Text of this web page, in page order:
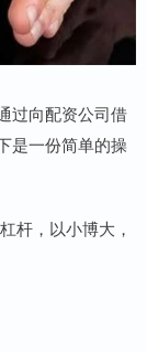
过向配资公司借
是一份简单的操
杆，以小博大，